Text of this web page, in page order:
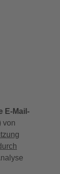
E-Mail-
von